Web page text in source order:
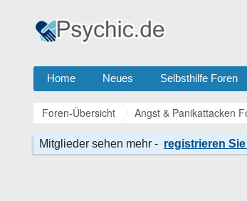
Home Neues Selbsthilfe Foren
Foren-Übersicht Angst & Panikattacken